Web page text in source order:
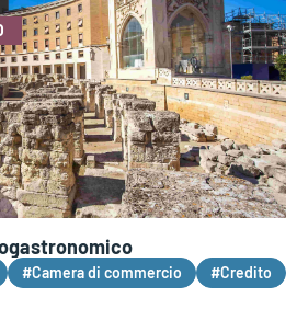
#Camera di commercio
#Credito